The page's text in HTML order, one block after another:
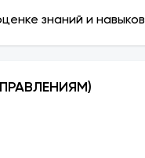
знаний и навыков